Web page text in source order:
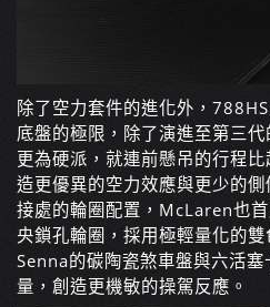
除了空力套件的進化外，
底盤的極限，除了演進至第三
更為硬派，就連前懸吊的行程
造更優異的空力效應與更少的
接處的輪圈配置，McLaren也
央鎖孔輪圈，採用極輕量化的
Senna的碳陶瓷煞車盤與六活
量，創造更機敏的操駕反應。